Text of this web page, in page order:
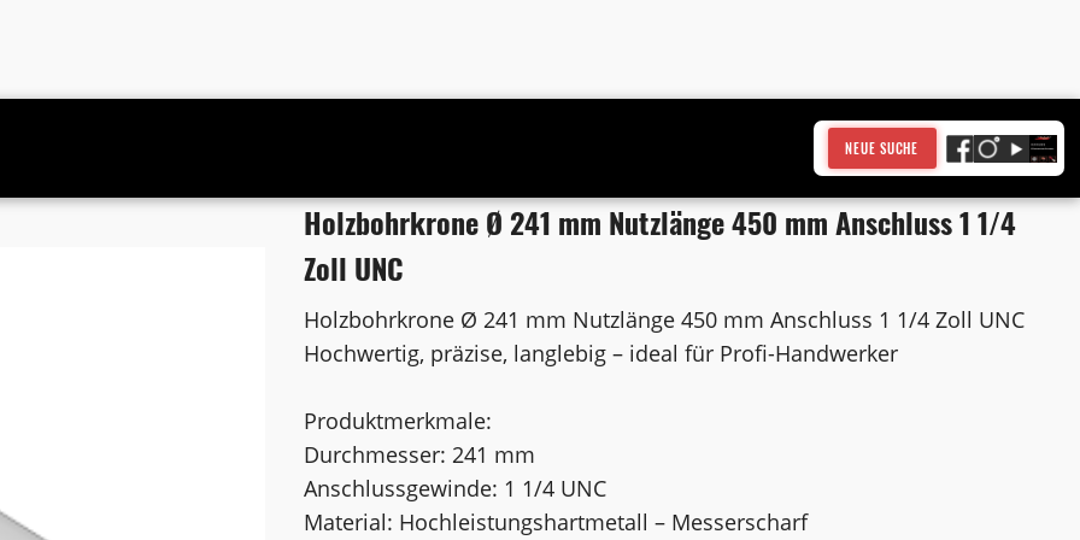
NEUE SUCHE
Anschluss 1 1/4 Zoll UNC
Holzbohrkrone Ø 241 mm Nutzlänge 450 mm Anschluss 1 1/4
Zoll UNC
Holzbohrkrone Ø 241 mm Nutzlänge 450 mm Anschluss 1 1/4 Zoll UNC
Hochwertig, präzise, langlebig – ideal für Profi-Handwerker
Produktmerkmale:
Durchmesser: 241 mm
Anschlussgewinde: 1 1/4 UNC
Material: Hochleistungshartmetall – Messerscharf